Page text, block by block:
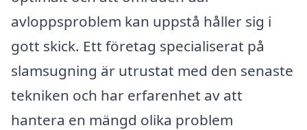
avloppsproblem kan uppstå håller sig i
gott skick. Ett företag specialiserat på
slamsugning är utrustat med den senaste
tekniken och har erfarenhet av att
hantera en mängd olika problem